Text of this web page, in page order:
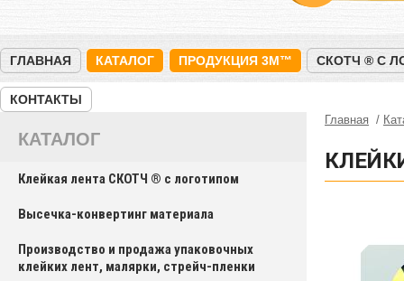
ГЛАВНАЯ КАТАЛОГ ПРОДУКЦИЯ 3M™ СКОТЧ ® С
КОНТАКТЫ
Главная
КАТАЛОГ
Клейкая лента СКОТЧ ® с логотипом
Высечка-конвертинг материала
Производство и продажа упаковочных
клейких лент, малярки, стрейч-пленки